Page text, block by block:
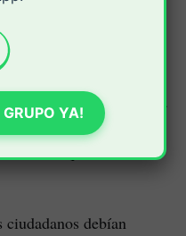
varios jóvenes en este
años de edad, quien
fuego en la espalda. La
21 años de edad. Esta
brazo izquierdo",
debían
GRUPO YA!